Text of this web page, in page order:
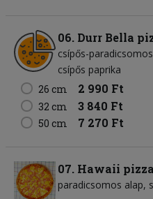
06. Durr Bella
csípős-
csípős paprika
26 cm
2 990 Ft
32 cm 3 840 Ft
50 cm 7 270 Ft
07. Hawaii pizza
paradicsomos alap